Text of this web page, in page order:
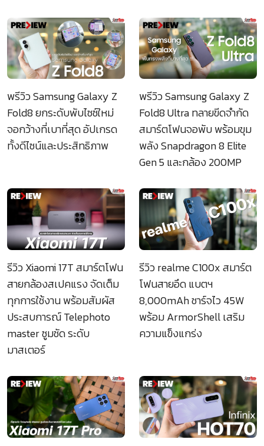
พรีวิว Samsung Galaxy Z
Fold8 ยกระดับพับไซซ์ใหม่
จอกว้างที่เบาที่สุด อัปเกรด
ทั้งดีไซน์และประสิทธิภาพ
พรีวิว Samsung Galaxy Z
Fold8 Ultra ทลายขีดจำกัด
สมาร์ตโฟนจอพับ พร้อมขุม
พลัง Snapdragon 8 Elite
Gen 5 และกล้อง 200MP
รีวิว Xiaomi 17T สมาร์ตโฟน
สายกล้องสเปคแรง จัดเต็ม
ทุกการใช้งาน พร้อมสัมผัส
ประสบการณ์ Telephoto
master ซูมชัด ระดับ
มาสเตอร์
รีวิว realme C100x สมาร์ต
โฟนสายอึด แบตฯ
8,000mAh ชาร์จไว 45W
พร้อม ArmorShell เสริม
ความแข็งแกร่ง